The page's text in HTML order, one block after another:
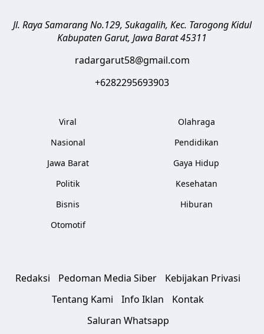
Jl. Raya Samarang No.129, Sukagalih, Kec. Tarogong Kidul
Kabupaten Garut, Jawa Barat45311
radargarut58@gmail.com
+6282295693903
Viral
Nasional
Jawa Barat
Politik
Bisnis
Otomotif
Olahraga
Pendidikan
Gaya Hidup
Kesehatan
Hiburan
Redaksi Pedoman Media Siber
Kebijakan Privasi
Tentang Kami
Info Iklan
Kontak
Saluran Whatsapp